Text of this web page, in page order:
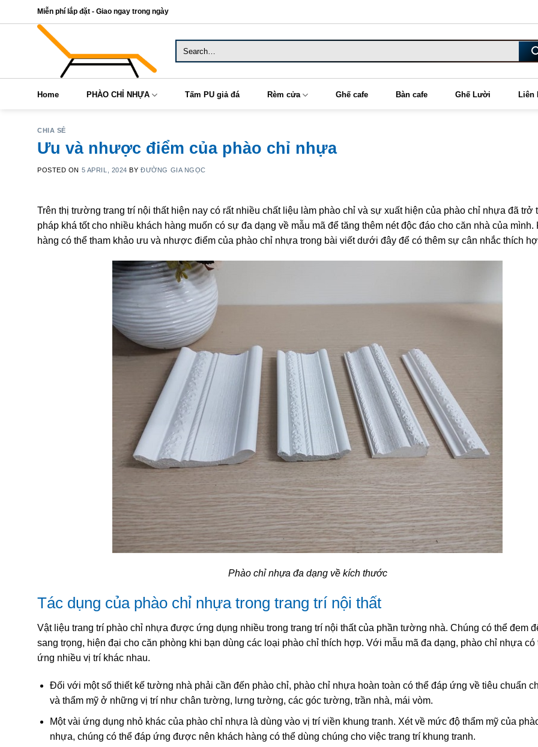
to
Miễn phí lắp đặt - Giao ngay trong ngày
Home PHÀO CHỈ NHỰA Tấm PU giả đá Rèm cửa Ghế cafe Bàn cafe Ghế Lười Liên
CHIA SẺ
Ưu và nhược điểm của phào chỉ nhựa
POSTED ON 5 APRIL, 2024 BYĐƯỜNG GIA NGỌC
Trên thị trường trang trí nội thất hiện nay có rất nhiều chất liệu làm phào chỉ và sự xuất hiện của phào chỉ nhựa đã trở
pháp khá tốt cho nhiều khách hàng muốn có sự đa dạng về mẫu mã để tăng thêm nét độc đáo cho căn nhà của mình.
hàng có thể tham khảo ưu và nhược điểm của phào chỉ nhựa trong bài viết dưới đây để có thêm sự cân nhắc thích
Phào chỉ nhựa đa dạng về kích thước
Tác dụng của phào chỉ nhựa trong trang trí nội thất
Vật liệu trang trí phào chỉ nhựa được ứng dụng nhiều trong trang trí nội thất của phần tường nhà. Chúng có thể đem
sang trọng, hiện đại cho căn phòng khi bạn dùng các loại phào chỉ thích hợp. Với mẫu mã đa dạng, phào chỉ nhựa có
ứng nhiều vị trí khác nhau.
Đối với một số thiết kế tường nhà phải cần đến phào chỉ, phào chỉ nhựa hoàn toàn có thể đáp ứng về tiêu chuẩn
và thẩm mỹ ở những vị trí như chân tường, lưng tường, các góc tường, trần nhà, mái vòm.
Một vài ứng dụng nhỏ khác của phào chỉ nhựa là dùng vào vị trí viền khung tranh. Xét về mức độ thẩm mỹ của
nhựa, chúng có thể đáp ứng được nên khách hàng có thể dùng chúng cho việc trang trí khung tranh.